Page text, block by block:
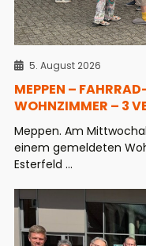
5. August 2026
MEPPEN –
WOHNZIMMER – 3
Meppen. Am
einem gemeldeten
Esterfeld ...